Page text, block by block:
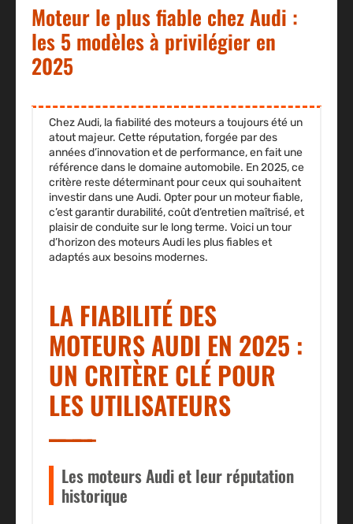
Moteur le plus fiable chez Audi :
les 5 modèles à privilégier en
2025
Chez Audi, la fiabilité des moteurs a toujours été un
atout majeur. Cette réputation, forgée par des
années d’innovation et de performance, en fait une
référence dans le domaine automobile. En 2025, ce
critère reste déterminant pour ceux qui souhaitent
investir dans une Audi. Opter pour un moteur fiable,
c’est garantir durabilité, coût d’entretien maîtrisé, et
plaisir de conduite sur le long terme. Voici un tour
d’horizon des moteurs Audi les plus fiables et
adaptés aux besoins modernes.
LA FIABILITÉ DES
MOTEURS AUDI EN 2025 :
UN CRITÈRE CLÉ POUR
LES UTILISATEURS
Les moteurs Audi et leur réputation
historique